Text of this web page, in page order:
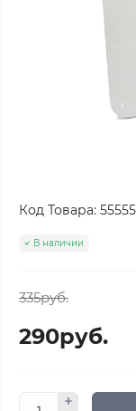
Код Товара:
В наличии
335руб.
290руб.